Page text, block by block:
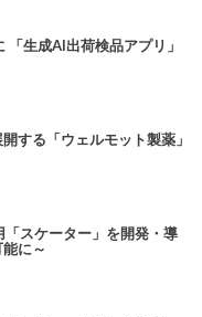
生成AI出荷検品アプリ」
する「ウェルモット製薬」
スケーター」を開発・導
に～